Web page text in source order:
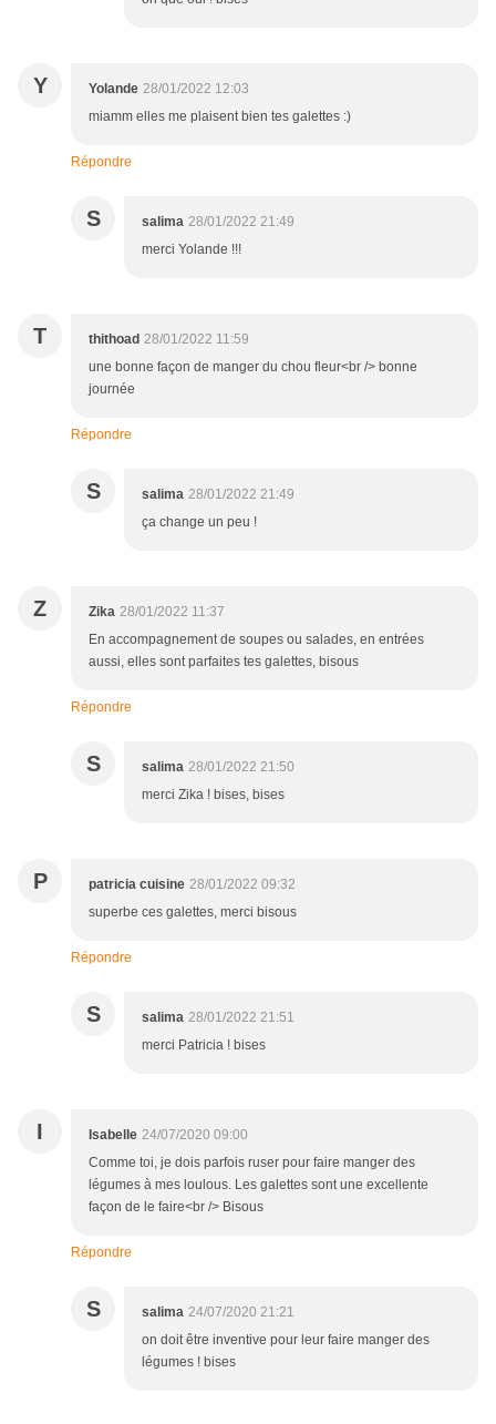
Y Yolande 28/01/2022 12:03
miamm elles me plaisent bien tes galettes :)
Répondre
S salima 28/01/2022 21:49
merci Yolande !!!
T thithoad 28/01/2022 11:59
une bonne façon de manger du chou fleur<br /> bonne
journée
Répondre
S salima 28/01/2022 21:49
ça change un peu !
Z Zika 28/01/2022 11:37
En accompagnement de soupes ou salades, en entrées
aussi, elles sont parfaites tes galettes, bisous
Répondre
S salima 28/01/2022 21:50
merci Zika ! bises, bises
P patricia cuisine 28/01/2022 09:32
superbe ces galettes, merci bisous
Répondre
S salima 28/01/2022 21:51
merci Patricia ! bises
I Isabelle 24/07/2020 09:00
Comme toi, je dois parfois ruser pour faire manger des
légumes à mes loulous. Les galettes sont une excellente
façon de le faire<br /> Bisous
Répondre
S salima 24/07/2020 21:21
on doit être inventive pour leur faire manger des
légumes ! bises